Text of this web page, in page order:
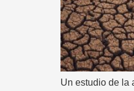
Un estudio de la